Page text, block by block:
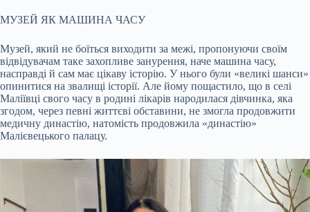
МУЗЕЙ ЯК МАШИНА ЧАСУ
Музей, який не боїться виходити за межі, пропонуючи своїм
відвідувачам таке захопливе занурення, наче машина часу,
насправді й сам має цікаву історію. У нього були «великі шанси»
опинитися на звалищі історії. Але йому пощастило, що в селі
Маліївці свого часу в родині лікарів народилася дівчинка, яка
згодом, через певні життєві обставини, не змогла продовжити
медичну династію, натомість продовжила «династію»
Малієвецького палацу.